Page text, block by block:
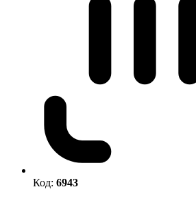
Код: 6943